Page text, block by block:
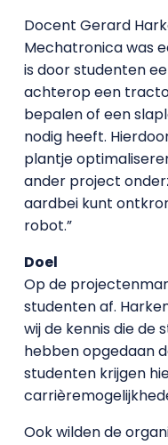
Docent Gerard
Mechatronica was
is door studenten
achterop een
bepalen of een
nodig heeft.
plantje
ander project
aardbei kunt
robot.”
Doel
Op de
studenten af.
wij de kennis die de
hebben opgedaan
studenten krijgen
Ook wilden de